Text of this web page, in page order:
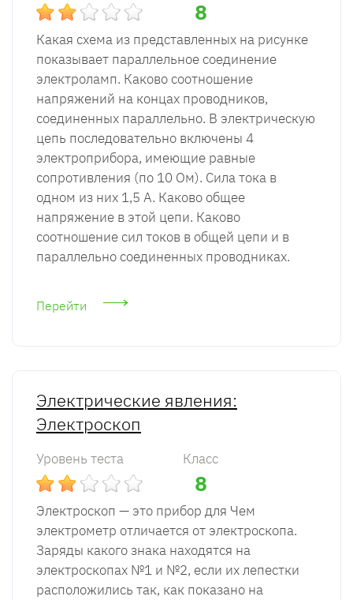
8
Какая схема из представленных на рисунке
показывает параллельное соединение
электроламп. Каково соотношение
напряжений на концах проводников,
соединенных параллельно. В электрическую
цепь последовательно включены 4
электроприбора, имеющие равные
сопротивления (по 10 Ом). Сила тока в
одном из них 1,5 А. Каково общее
напряжение в этой цепи. Каково
соотношение сил токов в общей цепи и в
параллельно соединенных проводниках.
Перейти
Электрические явления:
Электроскоп
Уровень теста Класс
8
Электроскоп — это прибор для Чем
электрометр отличается от электроскопа.
Заряды какого знака находятся на
электроскопах №1 и №2, если их лепестки
расположились так, как показано на